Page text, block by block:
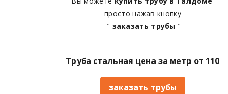
просто нажав кнопку
" заказать трубы "
Труба стальная цена за метр от 110
заказать трубы